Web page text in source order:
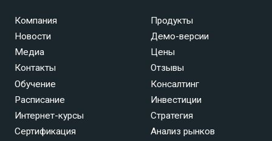
Компания
Новости
Медиа
Контакты
Продукты
Демо-версии
Цены
Отзывы
Обучение
Расписание
Интернет-курсы
Сертификация
Консалтинг
Инвестиции
Стратегия
Анализ рынков